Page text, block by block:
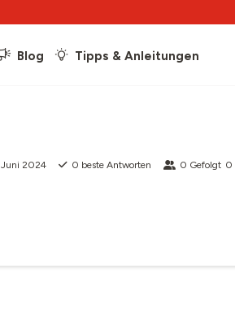
Blog Tipps & Anleitungen
2024 0 beste Antworten 0 Gefolgt 0